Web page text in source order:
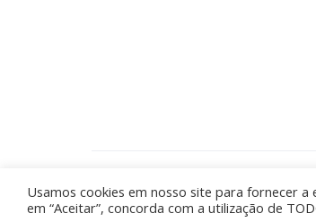
Anunciando Agora
Usamos cookies em nosso site para fornecer
em “Aceitar”, concorda com a utilização de